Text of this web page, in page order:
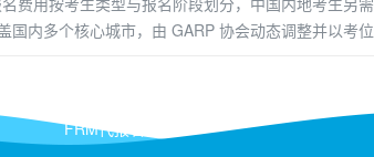
国内多个核心城市，由 GARP 协会动态调整并以考位
FRM代报名